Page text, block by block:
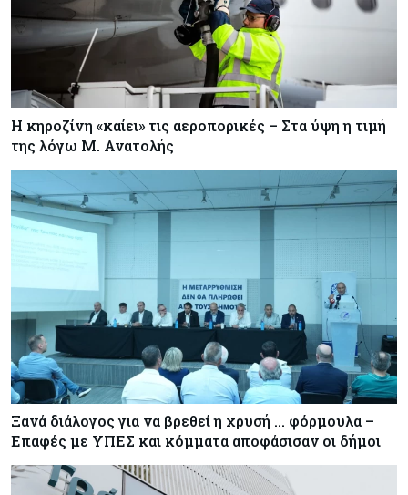
Επιτόκια: Μεγάλες αποκλίσεις από τράπεζα σε
τράπεζα στην Κύπρο
Η κηροζίνη «καίει» τις αεροπορικές – Στα ύψη η τιμή
της λόγω Μ. Ανατολής
Ξανά διάλογος για να βρεθεί η χρυσή … φόρμουλα –
Επαφές με ΥΠΕΣ και κόμματα αποφάσισαν οι δήμοι